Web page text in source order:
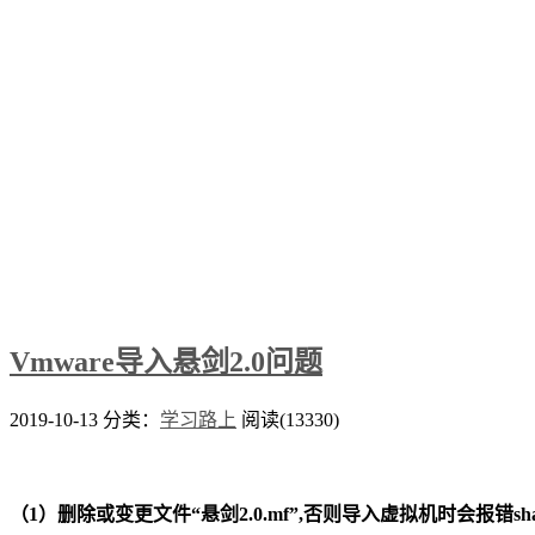
Vmware导入悬剑2.0问题
2019-10-13 分类： 学习路上 阅读(13330)
（1）删除或变更文件“悬剑2.0.mf”,否则导入虚拟机时会报错